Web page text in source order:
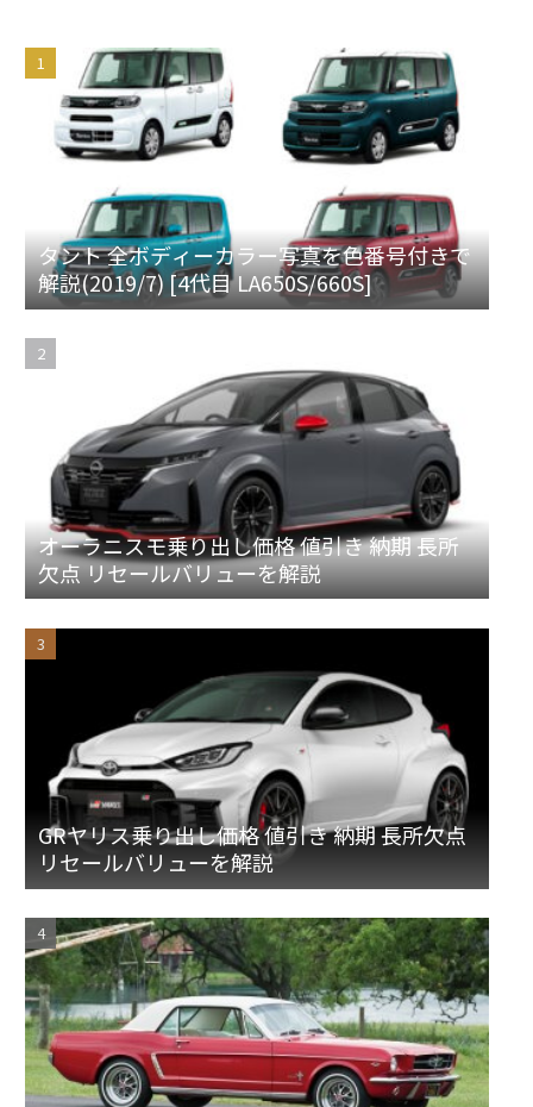
タント 全ボディーカラー写真を色番号付きで
解説(2019/7) [4代目 LA650S/660S]
オーラニスモ乗り出し価格 値引き 納期 長所
欠点 リセールバリューを解説
GRヤリス乗り出し価格 値引き 納期 長所欠点
リセールバリューを解説